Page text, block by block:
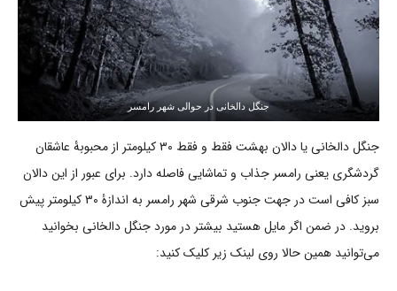
جنگل دالخانی در حوالی شهر رامسر
جنگل دالخانی یا دالان بهشت فقط و فقط ۳۰ کیلومتر از محبوبۀ عاشقان
گردشگری یعنی رامسر جذاب و تماشایی فاصله دارد. برای عبور از این دالان
سبز کافی است در جهت جنوب شرقی شهر رامسر به اندازۀ ۳۰ کیلومتر پیش
بروید. در ضمن اگر مایل هستید بیشتر در مورد جنگل دالخانی بخوانید
می‌توانید همین حالا روی لینک زیر کلیک کنید: